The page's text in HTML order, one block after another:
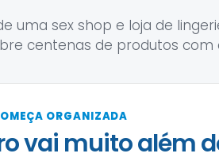
uma sex shop e loja de
centenas de produtos com
ORGANIZADA
vai muito além